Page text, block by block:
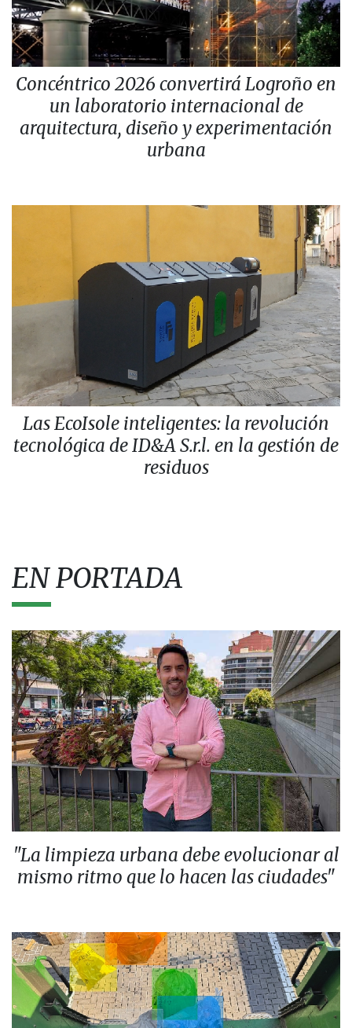
Concéntrico 2026 convertirá Logroño en
un laboratorio internacional de
arquitectura, diseño y experimentación
urbana
Las EcoIsole inteligentes: la revolución
tecnológica de ID&A S.r.l. en la gestión de
residuos
EN PORTADA
"La limpieza urbana debe evolucionar al
mismo ritmo que lo hacen las ciudades"